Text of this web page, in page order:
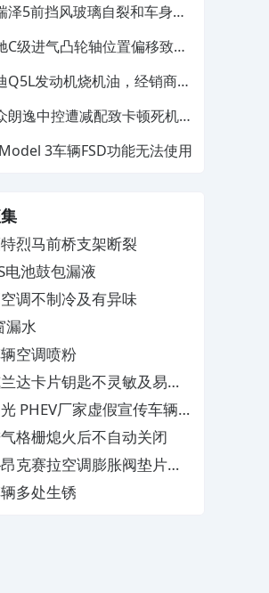
泽5前挡风玻璃自裂和车身多
C级进气凸轮轴位置偏移致发
Q5L发动机烧机油，经销商推
朗逸中控遭减配致卡顿死机，
3车辆FSD功能无法使用
烈马前桥支架断裂
电池鼓包漏液
调不制冷及有异味
漏水
空调喷粉
达卡片钥匙不灵敏及易消
PHEV厂家虚假宣传车辆配
格栅熄火后不自动关闭
克赛拉空调膨胀阀垫片生
多处生锈